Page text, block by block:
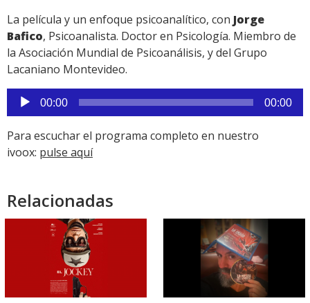
La película y un enfoque psicoanalítico, con Jorge
Bafico, Psicoanalista. Doctor en Psicología. Miembro de
la Asociación Mundial de Psicoanálisis, y del Grupo
Lacaniano Montevideo.
Reproductor
de
audio
00:00 00:00
Para escuchar el programa completo en nuestro
ivoox: pulse aquí
Relacionadas